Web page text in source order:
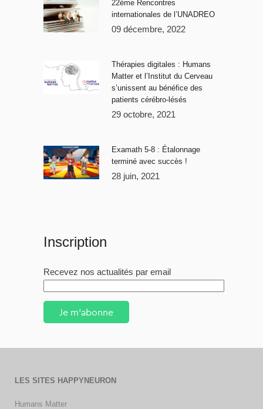
22ème Rencontres
internationales de l’UNADREO
09 décembre, 2022
Thérapies digitales : Humans
Matter et l’Institut du Cerveau
s’unissent au bénéfice des
patients cérébro-lésés
29 octobre, 2021
Examath 5-8 : Étalonnage
terminé avec succès !
28 juin, 2021
Inscription
Recevez nos actualités par email
Je m'abonne
LES SITES HAPPYNEURON
Humans Matter